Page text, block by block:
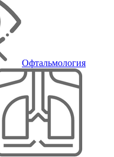
Офтальмология